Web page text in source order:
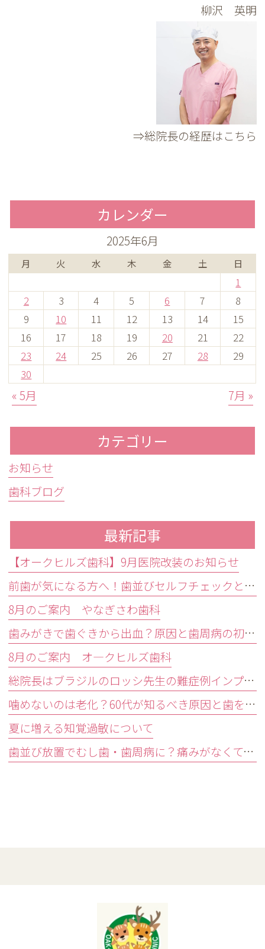
柳沢 英明
⇒総院長の経歴はこちら
カレンダー
2025年6月
月 火 水 木 金 土 日
1
2
3 4 5 6 7
8
9
10 11 12 13 14
15
16
17 18 19 20 21
22
23
24 25 26 27 28
29
30
« 5月 7月 »
カテゴリー
お知らせ
歯科ブログ
最新記事
【オークヒルズ歯科】9月医院改装のお知らせ
前歯が気になる方へ！歯並びセルフチェックと治療が必要な目安
8月のご案内 やなぎさわ歯科
歯みがきで歯ぐきから出血？原因と歯周病の初期症状・受診目安を解説
8月のご案内 オ―クヒルズ歯科
総院長はブラジルのロッシ先生の難症例インプラントオペ研修会に参加しました。
噛めないのは老化？60代が知るべき原因と歯を残す精密治療
夏に増える知覚過敏について
歯並び放置でむし歯・歯周病に？痛みがなくても受診すべきサイン